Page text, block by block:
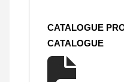
CATALOGUE
CATALOGUE